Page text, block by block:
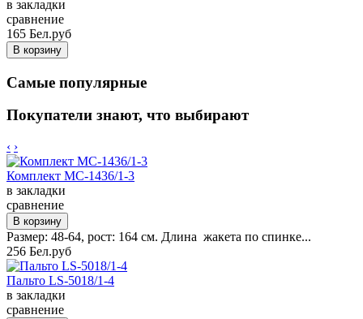
в закладки
сравнение
165 Бел.руб
Самые популярные
Покупатели знают, что выбирают
‹ ›
Комплект MC-1436/1-3
в закладки
сравнение
Размер: 48-64, рост: 164 см. Длина жакета по спинке...
256 Бел.руб
Пальто LS-5018/1-4
в закладки
сравнение